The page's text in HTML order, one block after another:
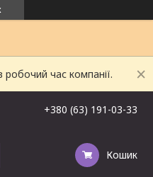
час компанії.
+380 (63) 191-03-33
Кошик